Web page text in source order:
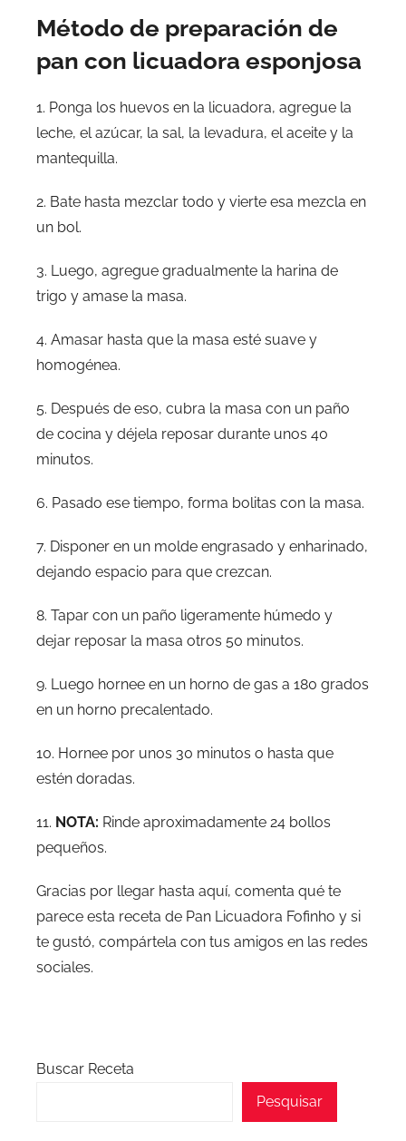
Método de preparación de
pan con licuadora esponjosa
1. Ponga los huevos en la licuadora, agregue la
leche, el azúcar, la sal, la levadura, el aceite y la
mantequilla.
2. Bate hasta mezclar todo y vierte esa mezcla en
un bol.
3. Luego, agregue gradualmente la harina de
trigo y amase la masa.
4. Amasar hasta que la masa esté suave y
homogénea.
5. Después de eso, cubra la masa con un paño
de cocina y déjela reposar durante unos 40
minutos.
6. Pasado ese tiempo, forma bolitas con la masa.
7. Disponer en un molde engrasado y enharinado,
dejando espacio para que crezcan.
8. Tapar con un paño ligeramente húmedo y
dejar reposar la masa otros 50 minutos.
9. Luego hornee en un horno de gas a 180 grados
en un horno precalentado.
10. Hornee por unos 30 minutos o hasta que
estén doradas.
11. NOTA: Rinde aproximadamente 24 bollos
pequeños.
Gracias por llegar hasta aquí, comenta qué te
parece esta receta de Pan Licuadora Fofinho y si
te gustó, compártela con tus amigos en las redes
sociales.
Buscar Receta
Pesquisar